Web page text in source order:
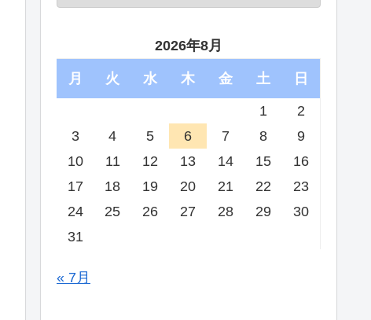
2026年8月
月 火 水 木 金 土 日
1
2
3
4 5 6 7 8
9
10
11 12 13 14 15
16
17
18 19 20 21 22
23
24
25 26 27 28 29
30
31
« 7月